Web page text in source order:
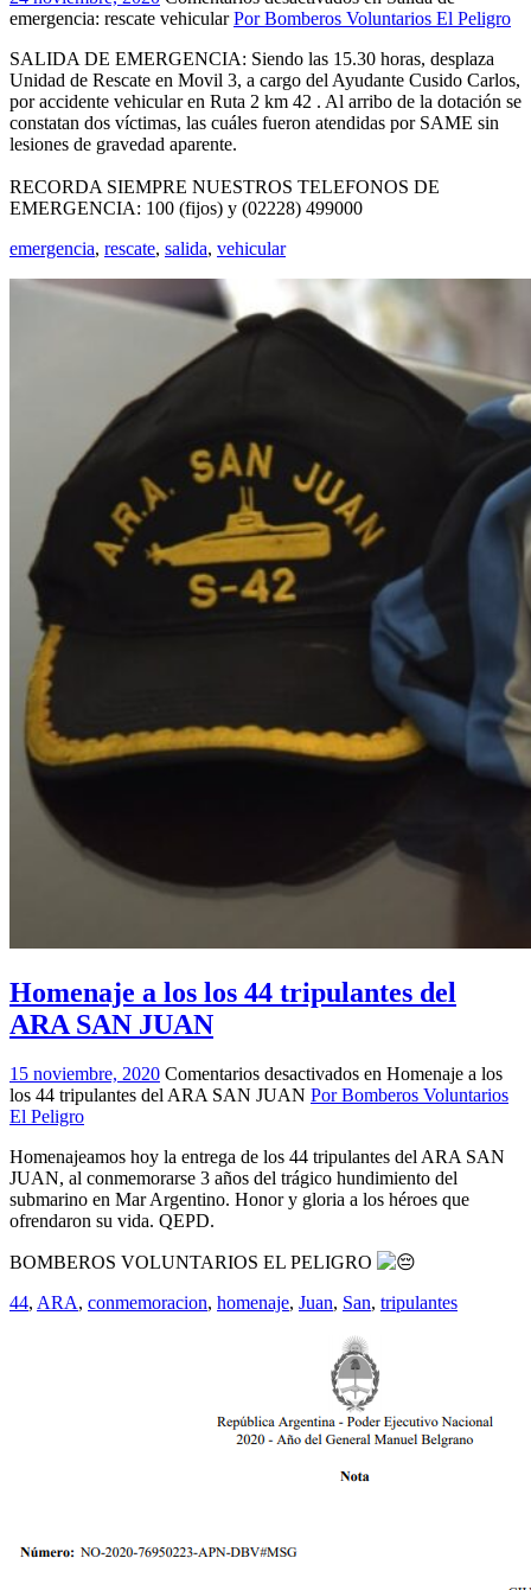
emergencia: rescate vehicular Por Bomberos Voluntarios El Peligro
SALIDA DE EMERGENCIA: Siendo las 15.30 horas, desplaza
Unidad de Rescate en Movil 3, a cargo del Ayudante Cusido Carlos,
por accidente vehicular en Ruta 2 km 42 . Al arribo de la dotación se
constatan dos víctimas, las cuáles fueron atendidas por SAME sin
lesiones de gravedad aparente.
RECORDA SIEMPRE NUESTROS TELEFONOS DE
EMERGENCIA: 100 (fijos) y (02228) 499000
emergencia, rescate, salida, vehicular
Homenaje a los los 44 tripulantes del
ARA SAN JUAN
15 noviembre, 2020 Comentarios desactivados en Homenaje a los
los 44 tripulantes del ARA SAN JUAN Por Bomberos Voluntarios
El Peligro
Homenajeamos hoy la entrega de los 44 tripulantes del ARA SAN
JUAN, al conmemorarse 3 años del trágico hundimiento del
submarino en Mar Argentino. Honor y gloria a los héroes que
ofrendaron su vida. QEPD.
BOMBEROS VOLUNTARIOS EL PELIGRO
44, ARA, conmemoracion, homenaje, Juan, San, tripulantes